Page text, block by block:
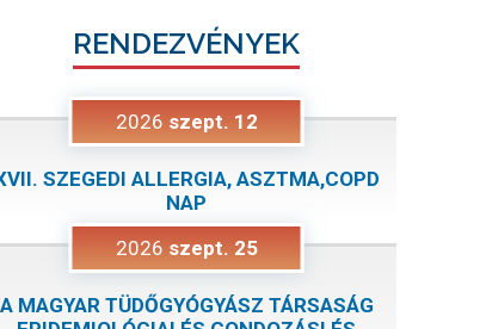
RENDEZVÉNYEK
2026 szept. 12
SZEGEDI ALLERGIA, ASZTMA,COPD
NAP
2026 szept. 25
A MAGYAR TÜDŐGYÓGYÁSZ TÁRSASÁG